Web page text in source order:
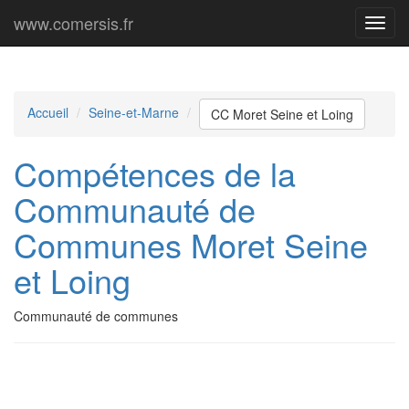
Menu
www.comersis.fr
Accueil Seine-et-Marne CC Moret Seine et Loing
Compétences de la
Communauté de
Communes Moret Seine
et Loing
Communauté de communes